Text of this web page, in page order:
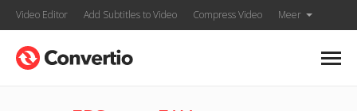
Video Editor Add Subtitles to Video Compress Video Meer